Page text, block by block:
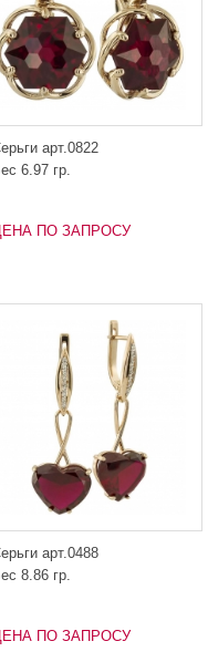
арт.0822
6.97 гр.
ПО ЗАПРОСУ
арт.0488
8.86 гр.
ПО ЗАПРОСУ